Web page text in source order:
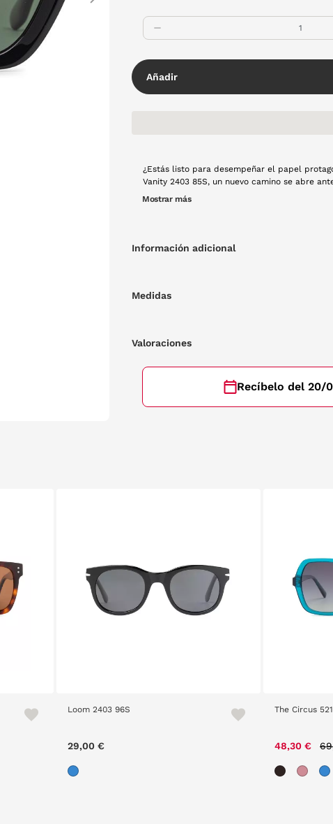
Añadir
¿Estás listo para desempeñar el papel
Vanity 2403 85S, un nuevo camino se abre
tú. Montra de pasta en color negro y lentes
Mostrar más
Información adicional
Medidas
Valoraciones
Recíbelo del 20/
Loom 2403 96S
29,00 €
The Circus
48,30 €